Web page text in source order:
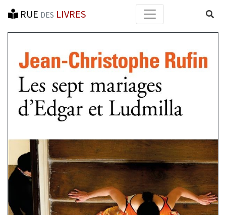
RUE DES LIVRES